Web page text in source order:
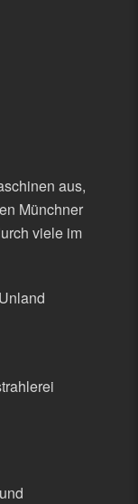
aus,
Münchner
viele im